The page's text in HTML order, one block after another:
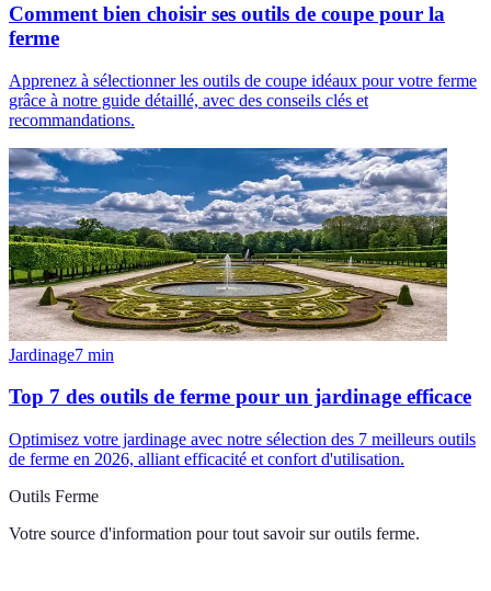
Comment bien choisir ses outils de coupe pour la
ferme
Apprenez à sélectionner les outils de coupe idéaux pour votre ferme
grâce à notre guide détaillé, avec des conseils clés et
recommandations.
Jardinage7 min
Top 7 des outils de ferme pour un jardinage efficace
Optimisez votre jardinage avec notre sélection des 7 meilleurs outils
de ferme en 2026, alliant efficacité et confort d'utilisation.
Outils Ferme
Votre source d'information pour tout savoir sur outils ferme.